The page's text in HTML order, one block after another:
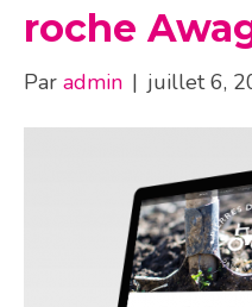
roche
Par admin | juillet 6,